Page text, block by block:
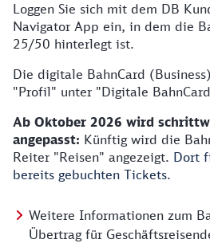
Loggen Sie sich mit dem DB
Navigator App ein, in dem die
25/50 hinterlegt ist.
Die digitale BahnCard
"Profil" unter "Digitale
Ab Oktober 2026 wird
angepasst: Künftig wird die
Reiter "Reisen" angezeigt. Dort
bereits gebuchten Tickets.
Weitere Informationen zum
Übertrag für